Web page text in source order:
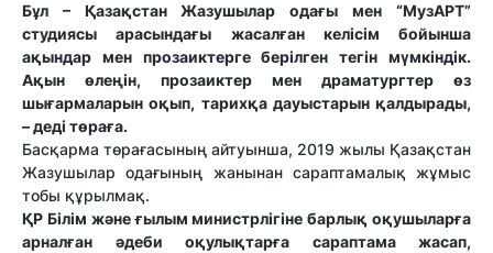
Бұл – Қазақстан Жазушылар одағы мен “МузАРТ”
студиясы арасындағы жасалған келісім бойынша
ақындар мен прозаиктерге берілген тегін мүмкіндік.
Ақын өлеңін, прозаиктер мен драматургтер өз
шығармаларын оқып, тарихқа дауыстарын қалдырады,
– деді төраға.
Басқарма төрағасының айтуынша, 2019 жылы Қазақстан
Жазушылар одағының жанынан сараптамалық жұмыс
тобы құрылмақ.
ҚР Білім және ғылым министрлігіне барлық оқушыларға
арналған әдеби оқулықтарға сараптама жасап,